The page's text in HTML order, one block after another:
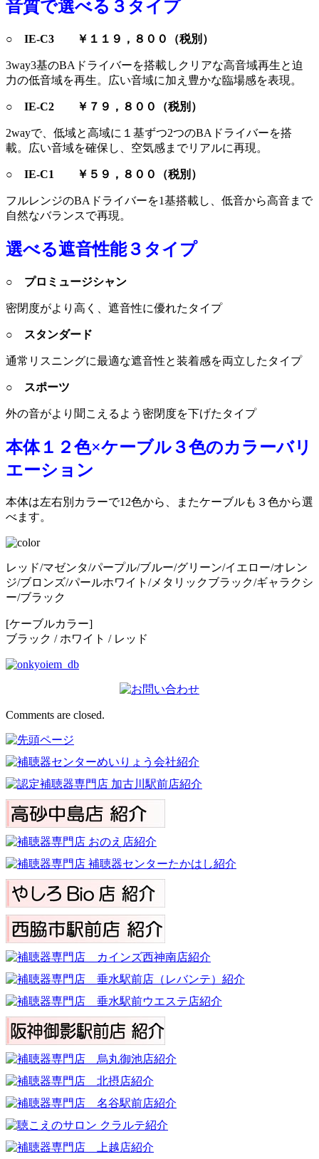
音質で選べる３タイプ
○ IE-C3 ￥１１９，８００（税別）
3way3基のBAドライバーを搭載しクリアな高音域再生と迫
力の低音域を再生。広い音域に加え豊かな臨場感を表現。
○ IE-C2 ￥７９，８００（税別）
2wayで、低域と高域に１基ずつ2つのBAドライバーを搭
載。広い音域を確保し、空気感までリアルに再現。
○ IE-C1 ￥５９，８００（税別）
フルレンジのBAドライバーを1基搭載し、低音から高音まで
自然なバランスで再現。
選べる遮音性能３タイプ
○ プロミュージシャン
密閉度がより高く、遮音性に優れたタイプ
○ スタンダード
通常リスニングに最適な遮音性と装着感を両立したタイプ
○ スポーツ
外の音がより聞こえるよう密閉度を下げたタイプ
本体１２色×ケーブル３色のカラーバリ
エーション
本体は左右別カラーで12色から、またケーブルも３色から選
べます。
レッド/マゼンタ/パープル/ブルー/グリーン/イエロー/オレン
ジ/ブロンズ/パールホワイト/メタリックブラック/ギャラクシ
ー/ブラック
[ケーブルカラー]
ブラック / ホワイト / レッド
Comments are closed.